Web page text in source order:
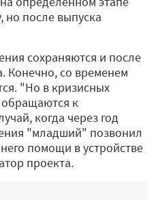
но после выпуска
сохраняются и после
Конечно, со временем
"Но в кризисных
обращаются к
когда через год
"младший" позвонил
помощи в устройстве
проекта.